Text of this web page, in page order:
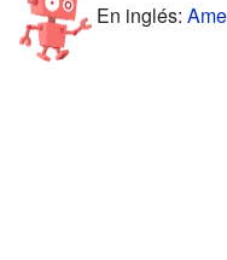
En inglés: